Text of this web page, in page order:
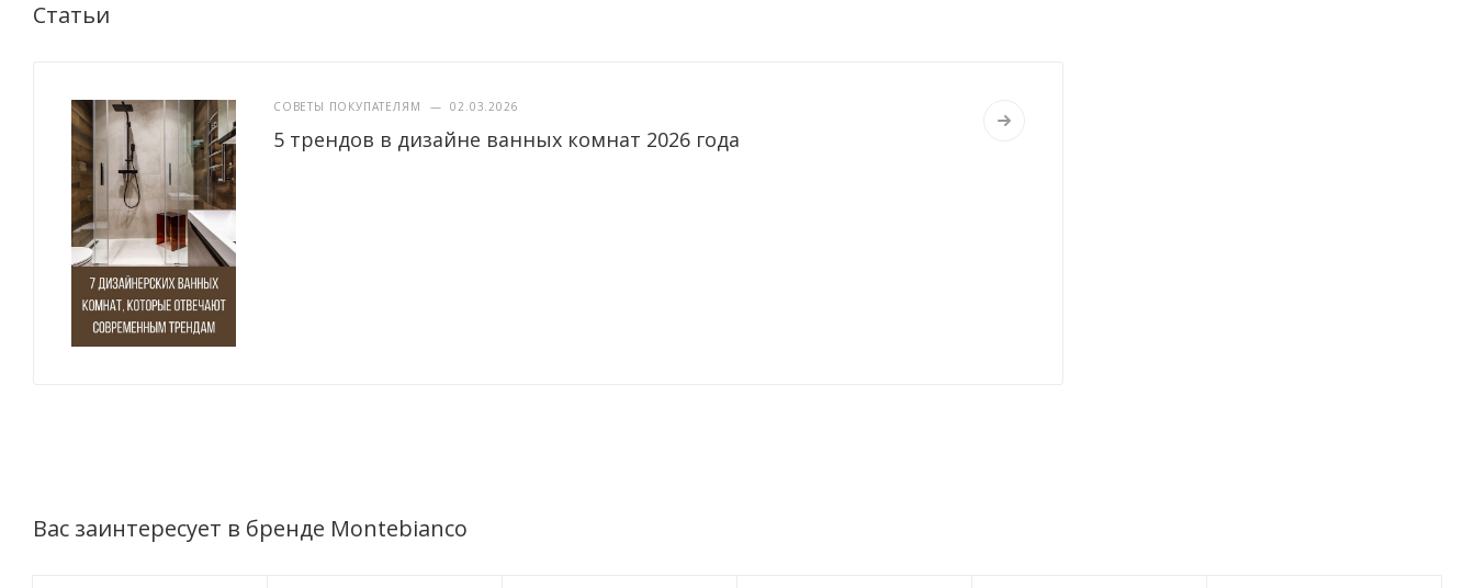
Статьи
СОВЕТЫ ПОКУПАТЕЛЯМ — 02.03.2026
5 трендов в дизайне ванных комнат 2026 года
Вас заинтересует в бренде Montebianco